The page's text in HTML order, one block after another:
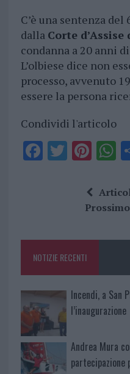
C’è una sentenza del
dalla Corte
condanna a 20 anni
L’olbiese dice non
processo, avvenuto
essere la persona
Condividi l'articolo
F
o
k
T Pi
te
res
p
NOTIZIE RECENTI
Incendi, a San
l’inaugurazione
Andrea Mura
partecipazione